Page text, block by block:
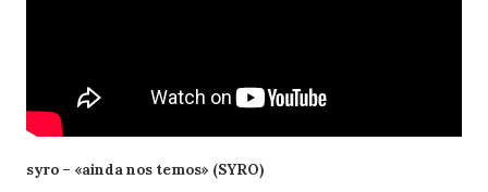
syro – «ainda nos temos» (SYRO)